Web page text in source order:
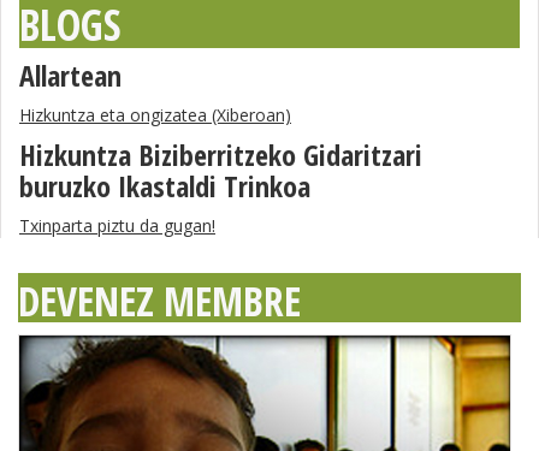
BLOGS
Allartean
Hizkuntza eta ongizatea (Xiberoan)
Hizkuntza Biziberritzeko Gidaritzari
buruzko Ikastaldi Trinkoa
Txinparta piztu da gugan!
DEVENEZ MEMBRE